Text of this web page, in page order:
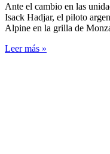
Ante el cambio en las
Isack Hadjar, el piloto
Alpine en la grilla de
Leer más »